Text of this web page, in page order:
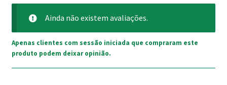
Ainda não existem avaliações.
Apenas clientes com sessão iniciada que compraram este
produto podem deixar opinião.